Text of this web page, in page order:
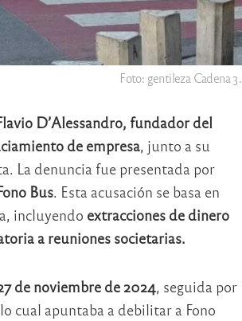
Foto: gentileza Cadena 3.
D’Alessandro, fundador del
de empresa, junto a su
La denuncia fue presentada por
Bus. Esta acusación se basa en
incluyendo extracciones de dinero
a reuniones societarias.
de noviembre de 2024, seguida por
cual apuntaba a debilitar a Fono